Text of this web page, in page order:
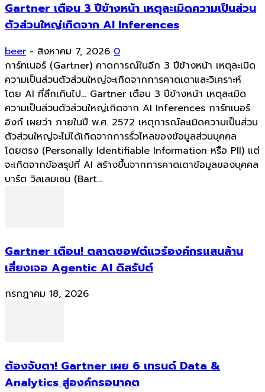
Gartner เตือน 3 ปีข้างหน้า เหตุละเมิดความเป็นส่วน
ตัวส่วนใหญ่เกิดจาก AI Inferences
beer - สิงหาคม 7, 2026 0
การ์ทเนอร์ (Gartner) คาดการณ์ในอีก 3 ปีข้างหน้า เหตุละเมิด
ความเป็นส่วนตัวส่วนใหญ่จะเกิดจากการคาดเดาและวิเคราะห์
โดย AI ที่ลึกเกินไป... Gartner เตือน 3 ปีข้างหน้า เหตุละเมิด
ความเป็นส่วนตัวส่วนใหญ่เกิดจาก AI Inferences การ์ทเนอร์
อิงก์ เผยว่า ภายในปี พ.ศ. 2572 เหตุการณ์ละเมิดความเป็นส่วน
ตัวส่วนใหญ่จะไม่ได้เกิดจากการรั่วไหลของข้อมูลส่วนบุคคล
โดยตรง (Personally Identifiable Information หรือ PII) แต่
จะเกิดจากข้อสรุปที่ AI สร้างขึ้นจากการคาดเดาข้อมูลของบุคคล
บาร์ต วิลเลมเซน (Bart...
Gartner เตือน! ตลาดซอฟต์แวร์องค์กรแสนล้าน
เสี่ยงเจอ Agentic AI ดิสรัปต์
กรกฎาคม 18, 2026
ต้องจับตา! Gartner เผย 6 เทรนด์ Data &
Analytics สู่องค์กรอนาคต